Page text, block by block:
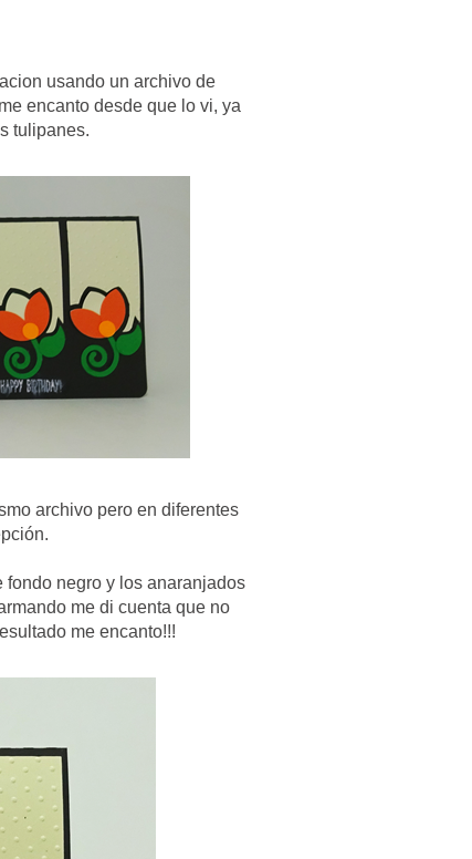
usando un archivo de
encanto desde que lo vi, ya
tulipanes.
archivo pero en diferentes
negro y los anaranjados
me di cuenta que no
me encanto!!!